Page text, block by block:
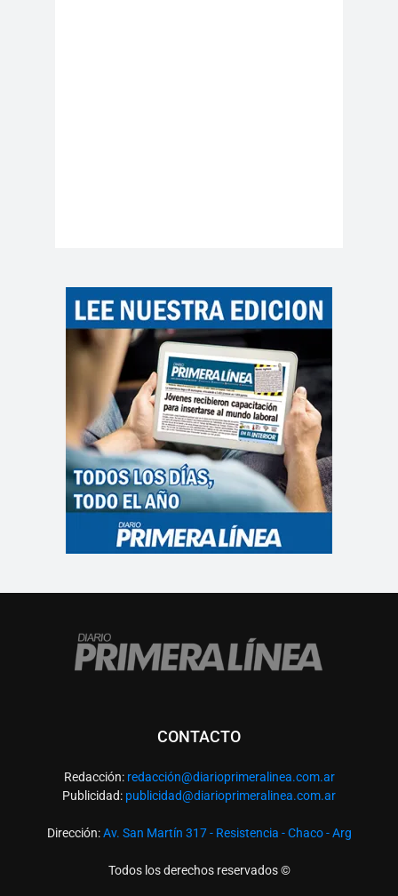
CONTACTO
Redacción: redacción@diarioprimeralinea.com.ar
Publicidad: publicidad@diarioprimeralinea.com.ar
Dirección:Av. San Martín 317 - Resistencia - Chaco - Arg
Todos los derechos reservados ©